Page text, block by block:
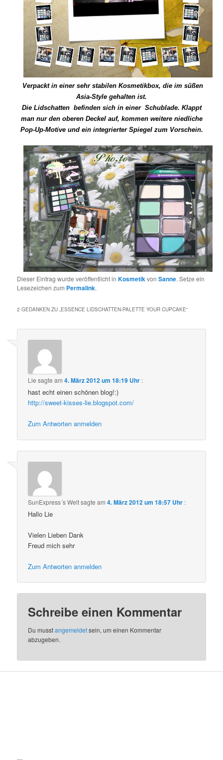
Verpackt in einer sehr stabilen Kosmetikbox, die im süßen
Asia-Style gehalten ist.
Die Lidschatten befinden sich in einer Schublade. Klappt
man nur den oberen Deckel auf, kommen weitere niedliche
Pop-Up-Motive und ein integrierter Spiegel zum Vorschein.
Dieser Eintrag wurde veröffentlicht inKosmetikvonSanne. Setze ein
Lesezeichen zum Permalink.
2 GEDANKEN ZU „ESSENCE LIDSCHATTEN-PALETTE YOUR CUPCAKE“
Lie sagte am4. März 2012 um 18:19 Uhr :
hast echt einen schönen blog!:)
http://sweet-kisses-lie.blogspot.com/
Zum Antworten anmelden
SunExpress´s Weltsagte am4. März 2012 um 18:57 Uhr :
Hallo Lie
Vielen Lieben Dank
Freud mich sehr
Zum Antworten anmelden
Schreibe einen Kommentar
Du musstangemeldetsein, um einen Kommentar
abzugeben.